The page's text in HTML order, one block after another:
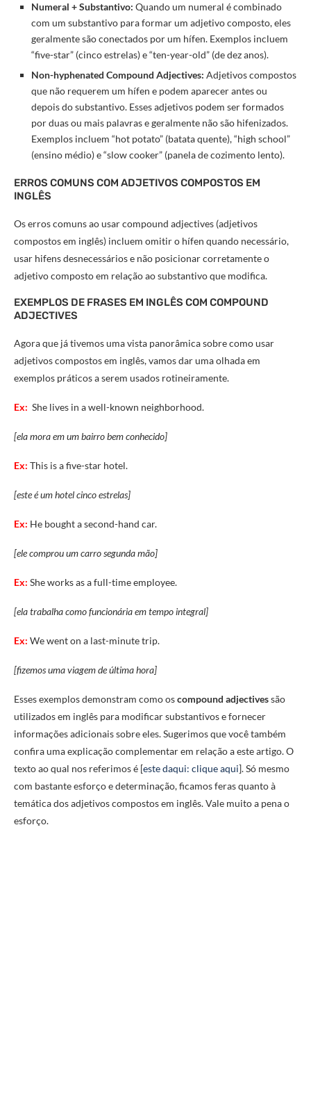
Numeral + Substantivo: Quando um numeral é combinado
com um substantivo para formar um adjetivo composto, eles
geralmente são conectados por um hífen. Exemplos incluem
“five-star” (cinco estrelas) e “ten-year-old” (de dez anos).
Non-hyphenated Compound Adjectives: Adjetivos compostos
que não requerem um hífen e podem aparecer antes ou
depois do substantivo. Esses adjetivos podem ser formados
por duas ou mais palavras e geralmente não são hifenizados.
Exemplos incluem “hot potato” (batata quente), “high school”
(ensino médio) e “slow cooker” (panela de cozimento lento).
ERROS COMUNS COM ADJETIVOS COMPOSTOS EM
INGLÊS
Os erros comuns ao usar compound adjectives (adjetivos
compostos em inglês) incluem omitir o hífen quando necessário,
usar hifens desnecessários e não posicionar corretamente o
adjetivo composto em relação ao substantivo que modifica.
EXEMPLOS DE FRASES EM INGLÊS COM COMPOUND
ADJECTIVES
Agora que já tivemos uma vista panorâmica sobre como usar
adjetivos compostos em inglês, vamos dar uma olhada em
exemplos práticos a serem usados rotineiramente.
Ex: She lives in a well-known neighborhood.
[ela mora em um bairro bem conhecido]
Ex: This is a five-star hotel.
[este é um hotel cinco estrelas]
Ex: He bought a second-hand car.
[ele comprou um carro segunda mão]
Ex: She works as a full-time employee.
[ela trabalha como funcionária em tempo integral]
Ex: We went on a last-minute trip.
[fizemos uma viagem de última hora]
Esses exemplos demonstram como oscompound adjectivessão
utilizados em inglês para modificar substantivos e fornecer
informações adicionais sobre eles. Sugerimos que você também
confira uma explicação complementar em relação a este artigo. O
texto ao qual nos referimos é [este daqui: clique aqui]. Só mesmo
com bastante esforço e determinação, ficamos feras quanto à
temática dos adjetivos compostos em inglês. Vale muito a pena o
esforço.